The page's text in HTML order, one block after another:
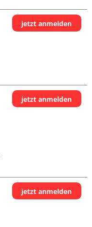
jetzt anmelden
jetzt anmelden
jetzt anmelden